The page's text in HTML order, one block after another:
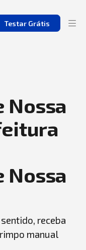
Testar Grátis
Nossa
Nossa
receba
manual